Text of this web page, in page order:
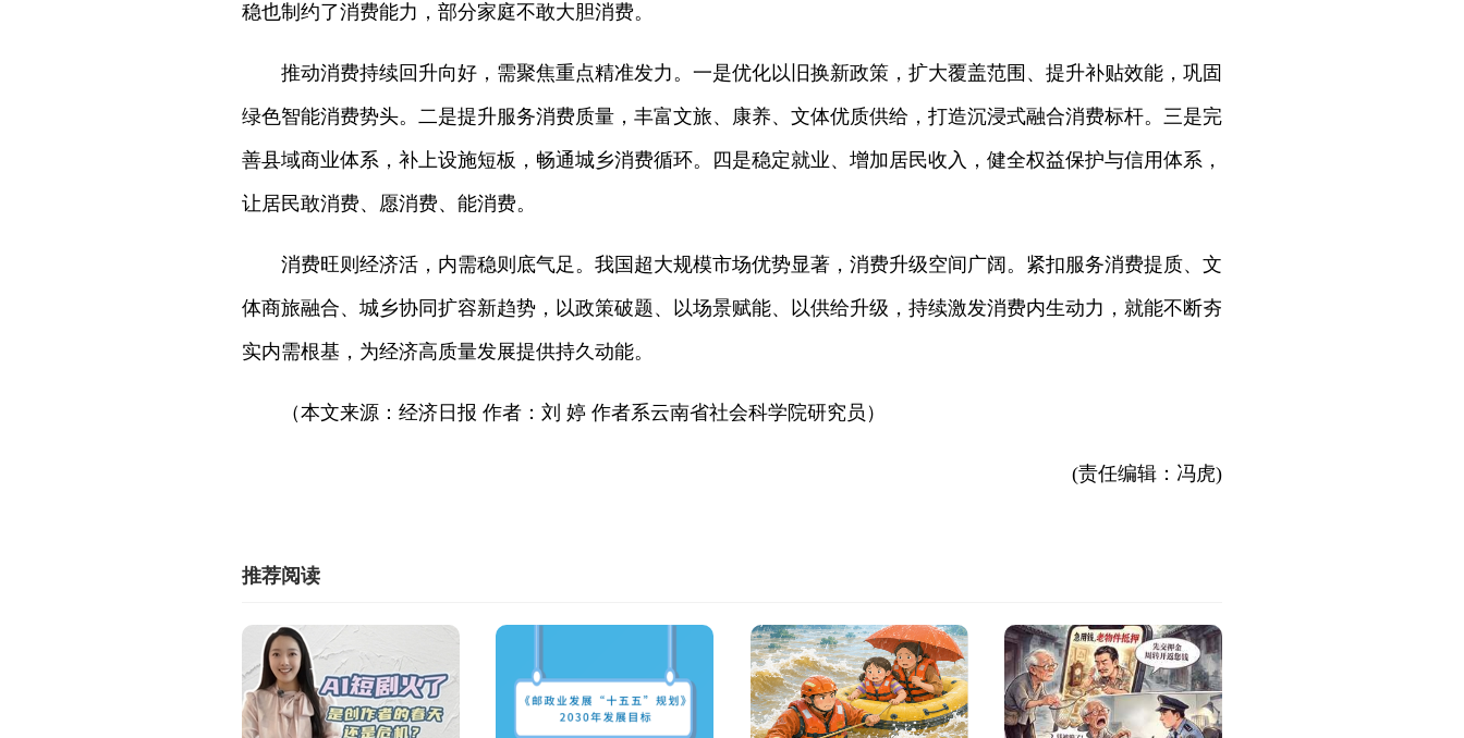
稳也制约了消费能力，部分家庭不敢大胆消费。
推动消费持续回升向好，需聚焦重点精准发力。一是优化以旧换新政策，扩大覆盖范围、提升补贴效能，巩固
绿色智能消费势头。二是提升服务消费质量，丰富文旅、康养、文体优质供给，打造沉浸式融合消费标杆。三是完
善县域商业体系，补上设施短板，畅通城乡消费循环。四是稳定就业、增加居民收入，健全权益保护与信用体系，
让居民敢消费、愿消费、能消费。
消费旺则经济活，内需稳则底气足。我国超大规模市场优势显著，消费升级空间广阔。紧扣服务消费提质、文
体商旅融合、城乡协同扩容新趋势，以政策破题、以场景赋能、以供给升级，持续激发消费内生动力，就能不断夯
实内需根基，为经济高质量发展提供持久动能。
（本文来源：经济日报 作者：刘 婷 作者系云南省社会科学院研究员）
(责任编辑：冯虎)
推荐阅读